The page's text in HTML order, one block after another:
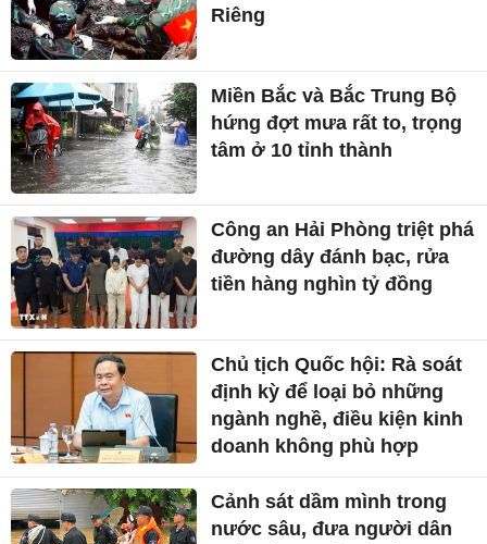
Riêng
Miền Bắc và Bắc Trung Bộ
hứng đợt mưa rất to, trọng
tâm ở 10 tỉnh thành
Công an Hải Phòng triệt phá
đường dây đánh bạc, rửa
tiền hàng nghìn tỷ đồng
Chủ tịch Quốc hội: Rà soát
định kỳ để loại bỏ những
ngành nghề, điều kiện kinh
doanh không phù hợp
Cảnh sát dầm mình trong
nước sâu, đưa người dân